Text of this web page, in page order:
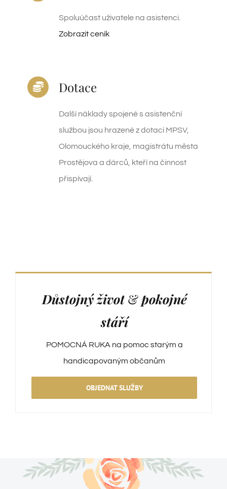
Spoluúčast uživatele na asistenci.
Zobrazit ceník
Dotace
Další náklady spojené s asistenční
službou jsou hrazené z dotací MPSV,
Olomouckého kraje, magistrátu města
Prostějova adárců, kteří na činnost
přispívají.
Důstojný život&pokojné
stáří
POMOCNÁ RUKA na pomoc starým a
handicapovaným občanům
OBJEDNAT SLUŽBY